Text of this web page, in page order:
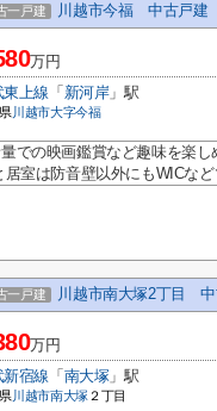
一戸建 川越市今福 中古戸建
万円
東上線 「 新河岸」駅
川越市大字今福
での映画鑑賞など趣味を楽
居室は防音壁以外にもWICな
一戸建 川越市南大塚2丁目 中
万円
新宿線 「 南大塚」駅
川越市南大塚 ２丁目